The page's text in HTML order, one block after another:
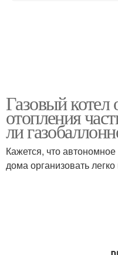
Газовый котел
отопления
ли
Кажется, что
дома организовать